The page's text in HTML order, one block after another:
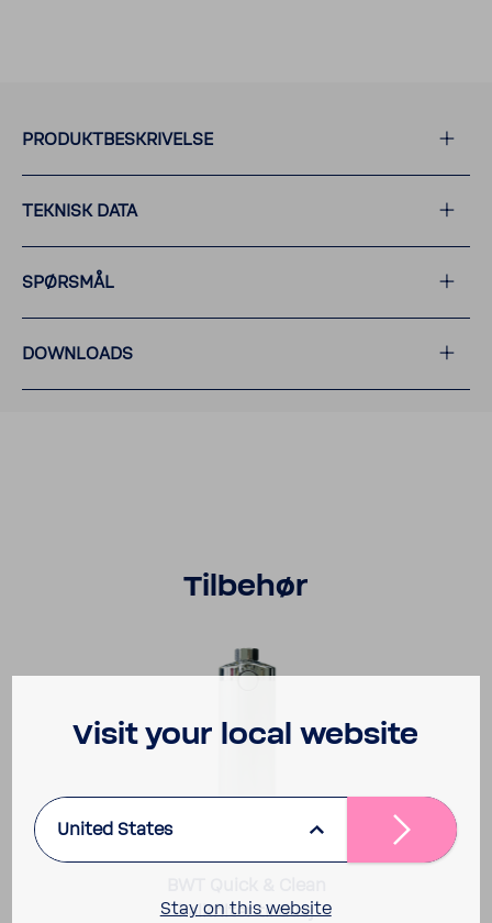
PRODUKTBESKRIVELSE
TEKNISK DATA
SPØRSMÅL
DOWNLOADS
Tilbehør
kalkfilter til dusj
Visit your local website
United States
Stay on this website